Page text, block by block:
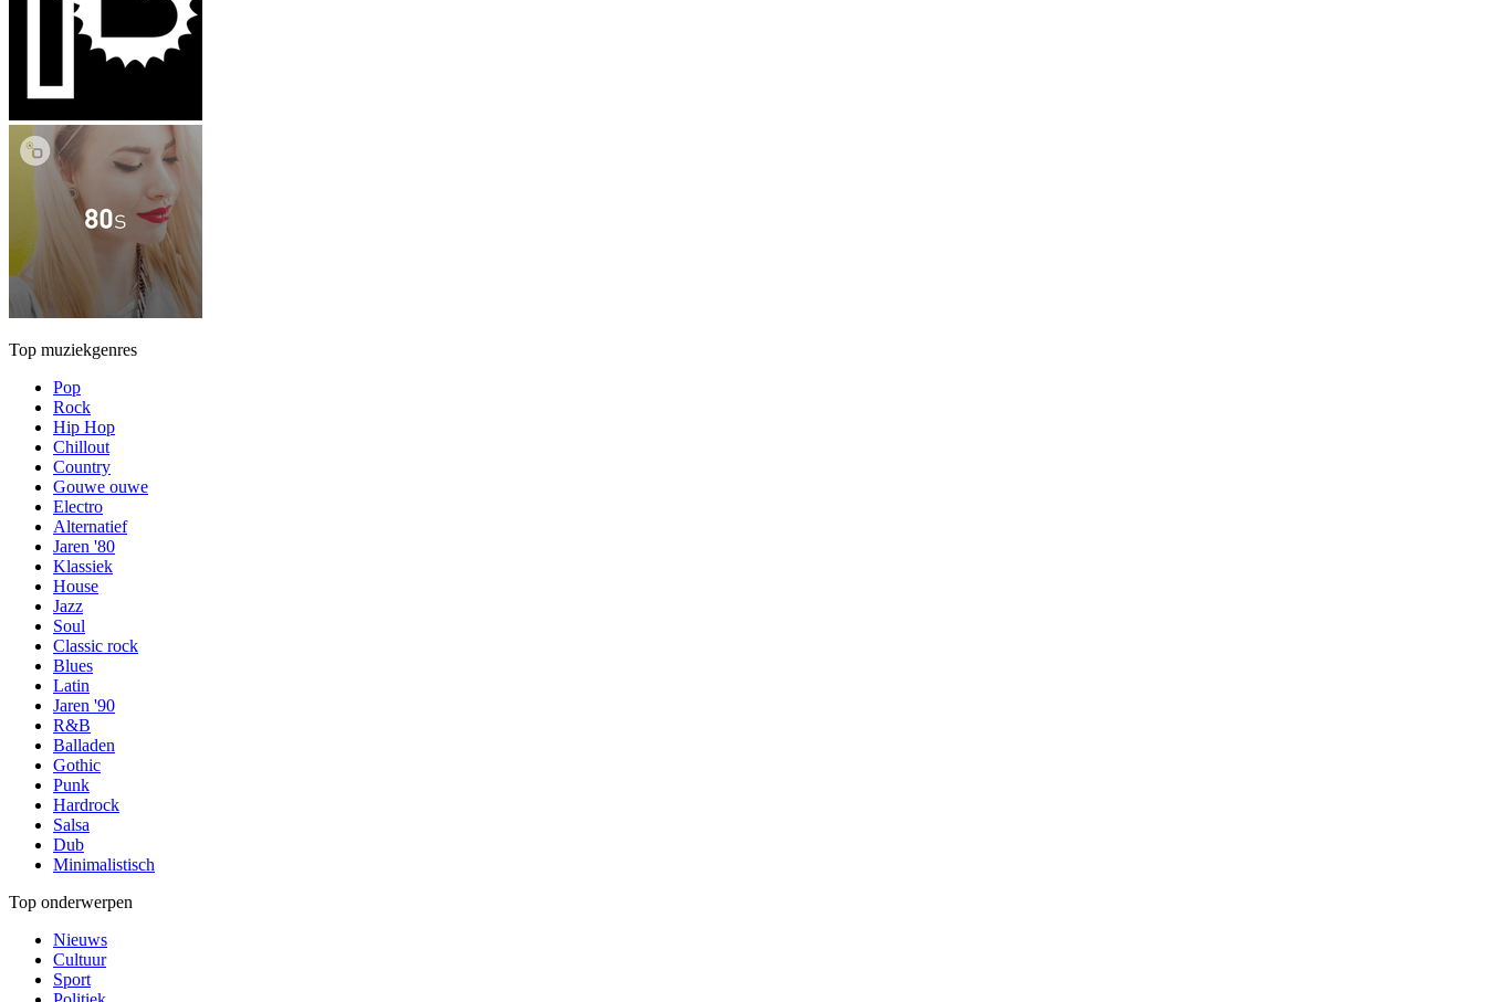
Top muziekgenres
Pop
Rock
Hip Hop
Chillout
Country
Gouwe ouwe
Electro
Alternatief
Jaren '80
Klassiek
House
Jazz
Soul
Classic rock
Blues
Latin
Jaren '90
R&B
Balladen
Gothic
Punk
Hardrock
Salsa
Dub
Minimalistisch
Top onderwerpen
Nieuws
Cultuur
Sport